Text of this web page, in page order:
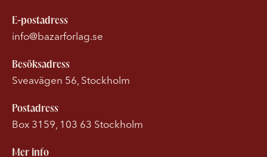
E-postadress
info@bazarforlag.se
Besöksadress
Sveavägen 56, Stockholm
Postadress
Box 3159, 103 63 Stockholm
Mer info